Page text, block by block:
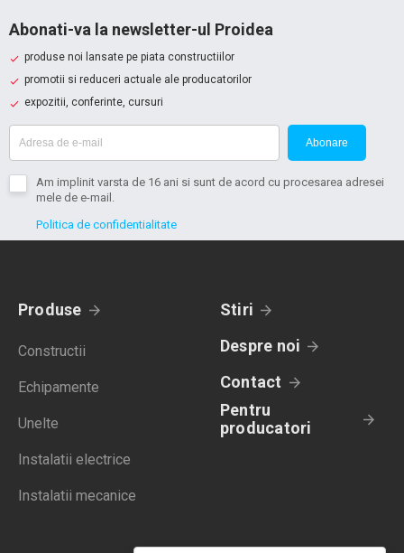
Abonati-va la newsletter-ul Proidea
produse noi lansate pe piata constructiilor
promotii si reduceri actuale ale producatorilor
expozitii, conferinte, cursuri
Abonare
Am implinit varsta de 16 ani si sunt de acord cu procesarea adresei
mele de e-mail.
Politica de confidentialitate
Produse
Constructii
Echipamente
Unelte
Instalatii electrice
Instalatii mecanice
Stiri
Despre noi
Contact
Pentru
producatori